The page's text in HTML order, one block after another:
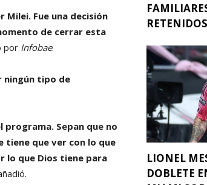
Fue una decisión
de cerrar esta
por Infobae.
ningún tipo de
programa. Sepan que no
tiene que ver con lo que
lo que Dios tiene para
LIONEL
DOBLETE